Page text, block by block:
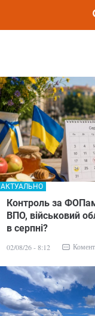
Контроль за
ВПО, військовий
в серпні?
АКТУАЛЬНО
02/08/26 - 8:12